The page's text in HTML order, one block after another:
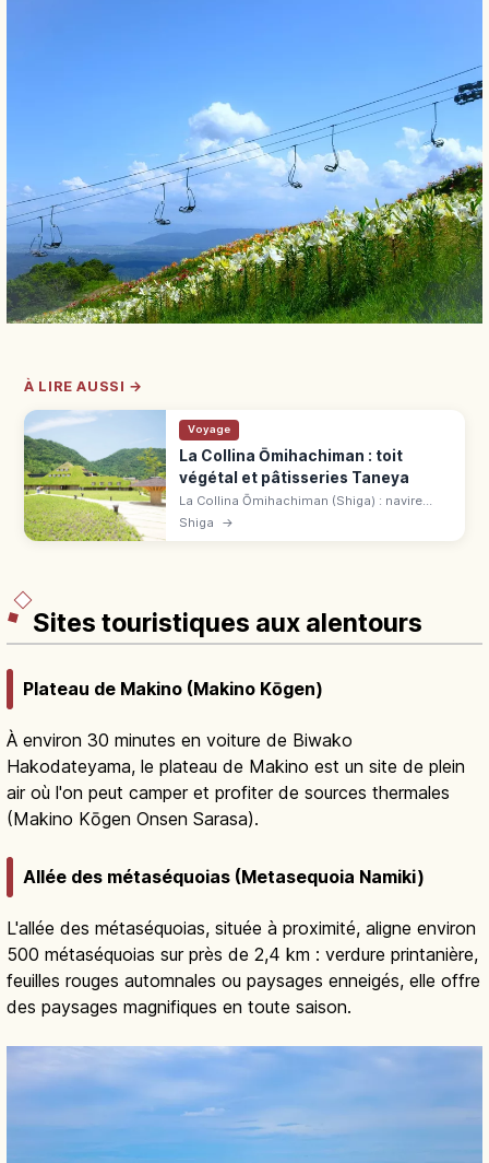
À LIRE AUSSI →
Voyage
La Collina Ōmihachiman : toit
végétal et pâtisseries Taneya
La Collina Ōmihachiman (Shiga) : navire
amiral Taneya, toit végétal de Terunobu
Fujimori. Gratuit, 9 h-18 h, Baum Factory.
Shiga →
Sites touristiques aux alentours
Plateau de Makino (Makino Kōgen)
À environ 30 minutes en voiture de Biwako
Hakodateyama, le plateau de Makino est un site de plein
air où l'on peut camper et profiter de sources thermales
(Makino Kōgen Onsen Sarasa).
Allée des métaséquoias (Metasequoia Namiki)
L'allée des métaséquoias, située à proximité, aligne environ
500 métaséquoias sur près de 2,4 km : verdure printanière,
feuilles rouges automnales ou paysages enneigés, elle offre
des paysages magnifiques en toute saison.